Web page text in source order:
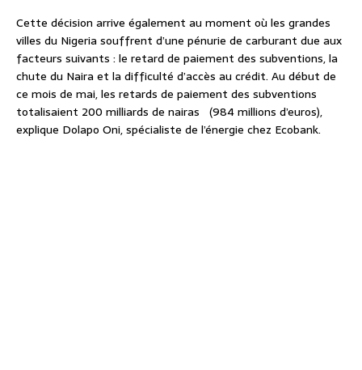
Cette décision arrive également au moment où les grandes
villes du Nigeria souffrent d’une pénurie de carburant due aux
facteurs suivants : le retard de paiement des subventions, la
chute du Naira et la difficulté d’accès au crédit. Au début de
ce mois de mai, les retards de paiement des subventions
totalisaient 200 milliards de nairas (984 millions d’euros),
explique Dolapo Oni, spécialiste de l’énergie chez Ecobank.